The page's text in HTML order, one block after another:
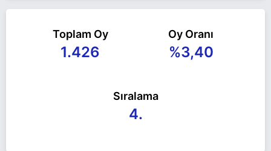
adayı olarak Yeniden Refah ile 31 Mart 2024 yerel
seçimlerinde yarışıyor. Maksut Ergene ile ilgili daha
fazla bilgi için
Maksut Ergene Haberleri
Toplam Oy
1.426
Oy Oranı
%3,40
Sıralama
4.